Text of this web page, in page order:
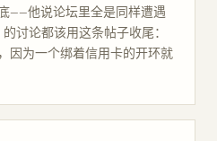
——他说论坛里全是同样遭遇
讨论都该用这条帖子收尾：
因为一个绑着信用卡的开环就